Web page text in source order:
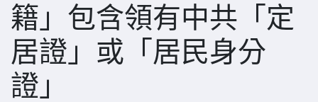
籍」包含領有中共「定
居證」或「居民身分
證」